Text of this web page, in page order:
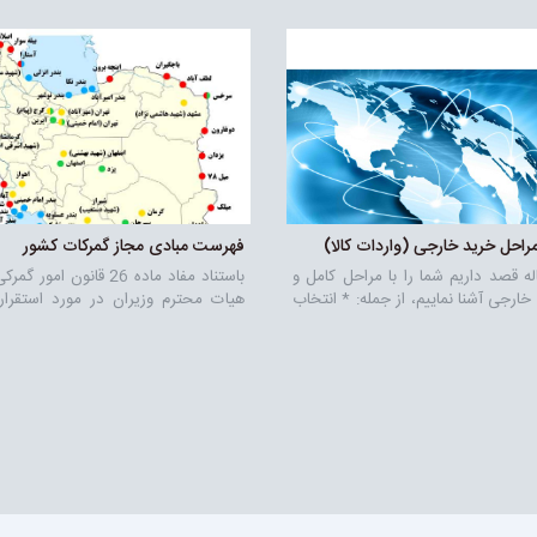
فهرست مبادی مجاز گمرکات کشور
باستناد مفاد ماده 26
هیات محترم وزیران در مورد
خرید خارجی (واردات کالا)
قصد داریم شما را با مراحل کامل و
آشنا نماییم، از جمله: * انتخاب